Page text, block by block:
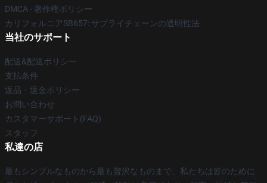
DMCA - 著作権ポリシー
カリフォルニアSB657: サプライチェーンの透明性法
当社のサポート
配送&配送ポリシー
支払条件
返品・返金ポリシー
お問い合わせ
カスタマーサポート(FAQ)
スタッフ
私達の店
最もシンプルなものから最も贅沢なものまで、私たちは皆のために